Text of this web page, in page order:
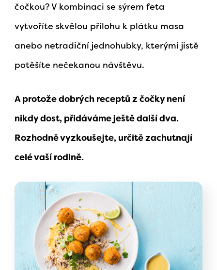
čočkou? V kombinaci se sýrem feta
vytvoříte skvělou přílohu k plátku masa
anebo netradiční jednohubky, kterými jistě
potěšíte nečekanou návštěvu.
A protože dobrých receptů z čočky není
nikdy dost, přidáváme ještě další dva.
Rozhodně vyzkoušejte, určitě zachutnají
celé vaší rodině.